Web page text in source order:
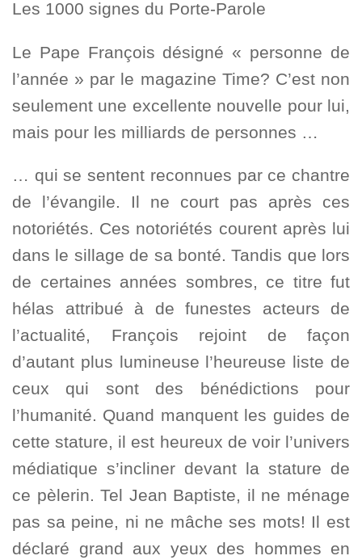
Les 1000 signes du Porte-Parole
Le Pape François désigné « personne de
l’année » par le magazine Time? C’est non
seulement une excellente nouvelle pour lui,
mais pour les milliards de personnes …
… qui se sentent reconnues par ce chantre
de l’évangile. Il ne court pas après ces
notoriétés. Ces notoriétés courent après lui
dans le sillage de sa bonté. Tandis que lors
de certaines années sombres, ce titre fut
hélas attribué à de funestes acteurs de
l’actualité, François rejoint de façon
d’autant plus lumineuse l’heureuse liste de
ceux qui sont des bénédictions pour
l’humanité. Quand manquent les guides de
cette stature, il est heureux de voir l’univers
médiatique s’incliner devant la stature de
ce pèlerin. Tel Jean Baptiste, il ne ménage
pas sa peine, ni ne mâche ses mots! Il est
déclaré grand aux yeux des hommes en